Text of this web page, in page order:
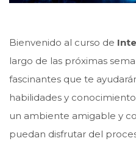
Bienvenido al curso de
largo de las próximas
fascinantes que te
habilidades y
un ambiente amigable y
puedan disfrutar del